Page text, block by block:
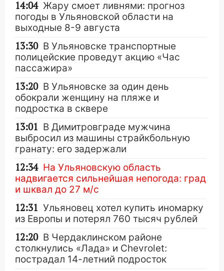
14:04 Жару смоет ливнями: прогноз
погоды в Ульяновской области на
выходные 8-9 августа
13:30 В Ульяновске транспортные
полицейские проведут акцию «Час
пассажира»
13:20 В Ульяновске за один день
обокрали женщину на пляже и
подростка в сквере
13:01 В Димитровграде мужчина
выбросил из машины страйкбольную
гранату: его задержали
12:34 На Ульяновскую область
надвигается сильнейшая непогода: град
и шквал до 27 м/с
12:31 Ульяновец хотел купить иномарку
из Европы и потерял 760 тысяч рублей
12:20 В Чердаклинском районе
столкнулись «Лада» и Chevrolet:
пострадал 14-летний подросток